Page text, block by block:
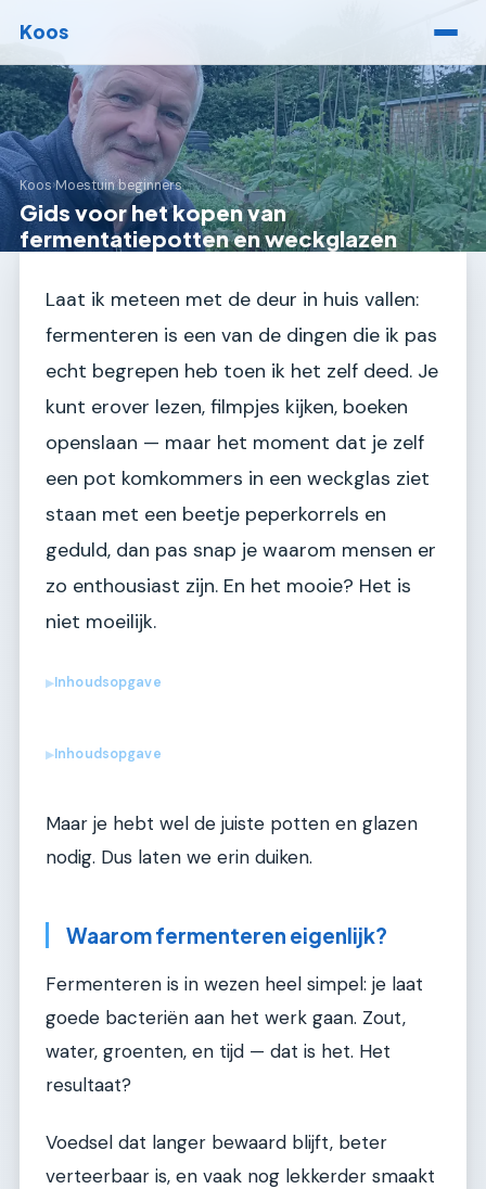
Koos
Koos›Moestuin beginners
Gids voor het kopen van
fermentatiepotten en weckglazen
Laat ik meteen met de deur in huis vallen:
fermenteren is een van de dingen die ik pas
echt begrepen heb toen ik het zelf deed. Je
kunt erover lezen, filmpjes kijken, boeken
openslaan — maar het moment dat je zelf
een pot komkommers in een weckglas ziet
staan met een beetje peperkorrels en
geduld, dan pas snap je waarom mensen er
zo enthousiast zijn. En het mooie? Het is
niet moeilijk.
▶Inhoudsopgave
▶Inhoudsopgave
Maar je hebt wel de juiste potten en glazen
nodig. Dus laten we erin duiken.
Waarom fermenteren eigenlijk?
Fermenteren is in wezen heel simpel: je laat
goede bacteriën aan het werk gaan. Zout,
water, groenten, en tijd — dat is het. Het
resultaat?
Voedsel dat langer bewaard blijft, beter
verteerbaar is, en vaak nog lekkerder smaakt